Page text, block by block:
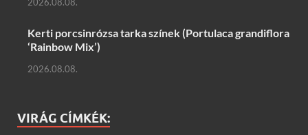
Kerti porcsinrózsa tarka színek (Portulaca grandiflora
‘Rainbow Mix’)
2026.08.08.
VIRÁG CÍMKÉK: